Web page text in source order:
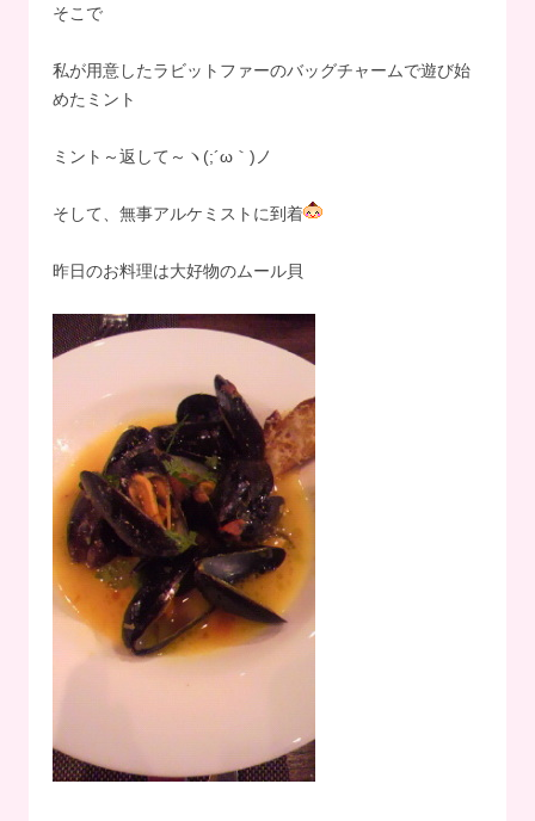
そこで
私が用意したラビットファーのバッグチャームで遊び始
めたミント
ミント～返して～ヽ(;´ω｀)ノ
そして、無事アルケミストに到着
昨日のお料理は大好物のムール貝